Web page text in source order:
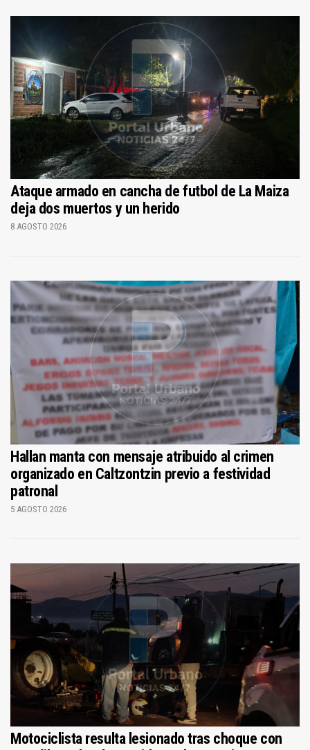
Ataque armado en cancha de futbol de La Maiza
deja dos muertos y un herido
8 AGOSTO 2026
Hallan manta con mensaje atribuido al crimen
organizado en Caltzontzin previo a festividad
patronal
5 AGOSTO 2026
Motociclista resulta lesionado tras choque con